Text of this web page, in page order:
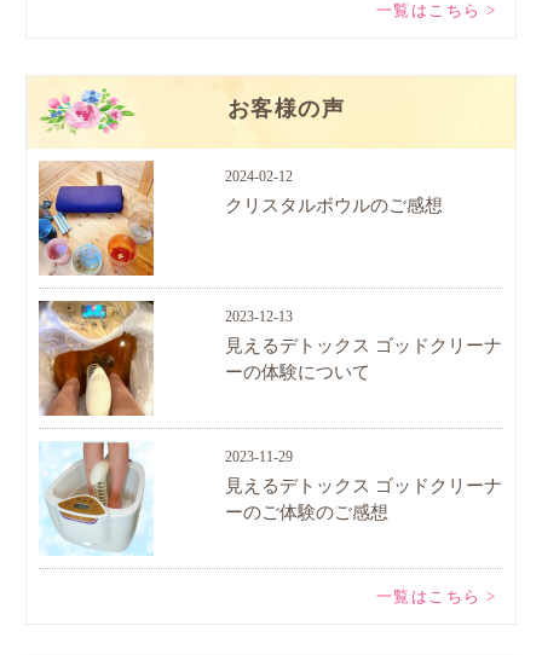
一覧はこちら >
お客様の声
2024-02-12
クリスタルボウルのご感想
2023-12-13
見えるデトックス ゴッドクリーナ
ーの体験について
2023-11-29
見えるデトックス ゴッドクリーナ
ーのご体験のご感想
一覧はこちら >